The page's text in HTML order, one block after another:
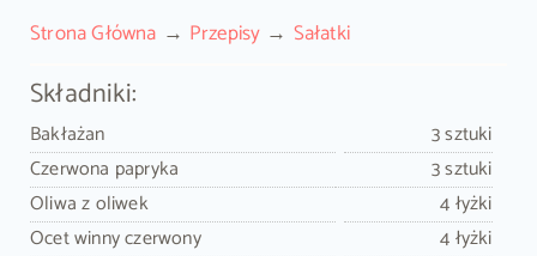
Wyposażenie
Search
Sklep PrimeCook
Strona Główna Przepisy Sałatki
Składniki:
Bakłażan
3 sztuki
Czerwona papryka
3 sztuki
Oliwa z oliwek
4 łyżki
Ocet winny czerwony
4 łyżki